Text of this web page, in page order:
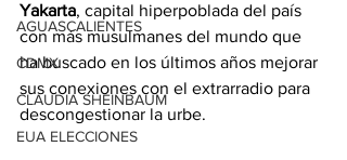
AGUASCALIENTES
CDMX
CLAUDIA SHEINBAUM
EUA ELECCIONES
Yakarta, capital hiperpoblada del país
con más musulmanes del mundo que
ha buscado en los últimos años mejorar
sus conexiones con el extrarradio para
descongestionar la urbe.